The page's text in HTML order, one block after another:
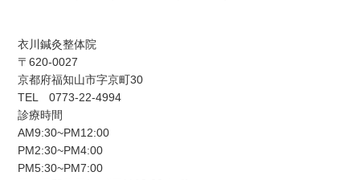
衣川鍼灸整体院
〒620-0027
京都府福知山市字京町30
TEL 0773-22-4994
診療時間
AM9:30~PM12:00
PM2:30~PM4:00
PM5:30~PM7:00